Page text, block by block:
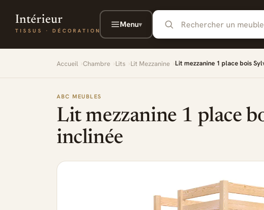
Menu▾
Accueil Chambre Lits Lit Mezzanine Lit mezzanine 1 place bois
ABC MEUBLES
Lit mezzanine 1 place
inclinée